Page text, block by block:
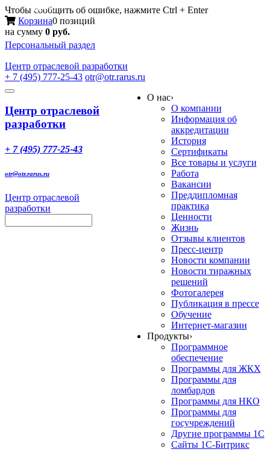
Чтобы сообщить об ошибке, нажмите Ctrl + Enter
Корзина0 позиций
на сумму 0 руб.
Персональный раздел
Центр отраслевой разработки
+ 7 (495) 777-25-43 otr@otr.rarus.ru
Toggle
Меню
Центр отраслевой
разработки
+ 7 (495) 777-25-43
otr@otr.rarus.ru
Центр отраслевой
разработки
О нас›
О компании
Информация об
аккредитации
История
Сертификаты
Все товары и услуги
Работа
Вакансии
Преддипломная
практика
Ценности
Жизнь
Отзывы клиентов
Пресс-центр
Новости компании
Новости тиражных
решений
Фотогалерея
Публикация в прессе
Обучение
Интернет-магазин
Продукты›
Программное
обеспечение
Программы для ЖКХ
Программы для
ломбардов
Программы для НКО
Программы для
госучреждений
Другие программы 1С
Сайты 1С-Битрикс